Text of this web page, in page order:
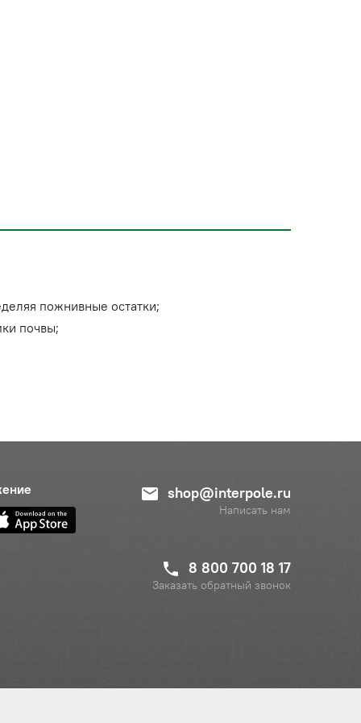
пожнивные остатки;
почвы;
shop@interpole.ru
Написать нам
8 800 700 18 17
Заказать обратный звонок